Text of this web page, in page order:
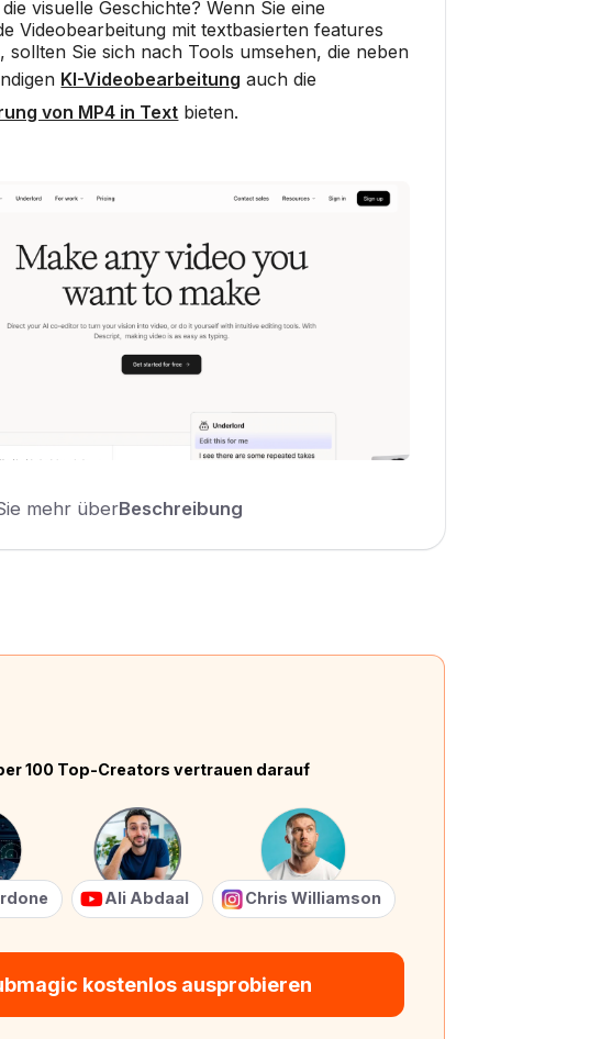
visuelle Geschichte? Wenn Sie eine
Videobearbeitung mit textbasierten features
sollten Sie sich nach Tools umsehen, die neben
KI-Videobearbeitung auch die
von MP4 in Text bieten.
mehr überBeschreibung
100 Top-Creators vertrauen darauf
Ali Abdaal Chris Williamson
kostenlos ausprobieren